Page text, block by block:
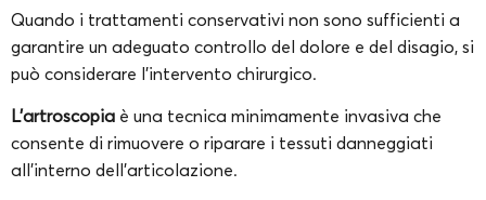
Quando i trattamenti conservativi non sono sufficienti a
garantire un adeguato controllo del dolore e del disagio, si
può considerare l’intervento chirurgico.
L’artroscopia è una tecnica minimamente invasiva che
consente di rimuovere o riparare i tessuti danneggiati
all’interno dell’articolazione.